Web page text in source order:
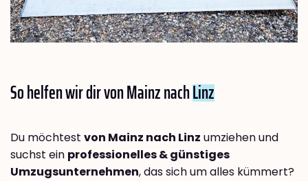
So helfen wir dir von Mainz nachLinz
Du möchtest von Mainz nach Linz umziehen und
suchst ein professionelles & günstiges
Umzugsunternehmen, das sich um alles kümmert?